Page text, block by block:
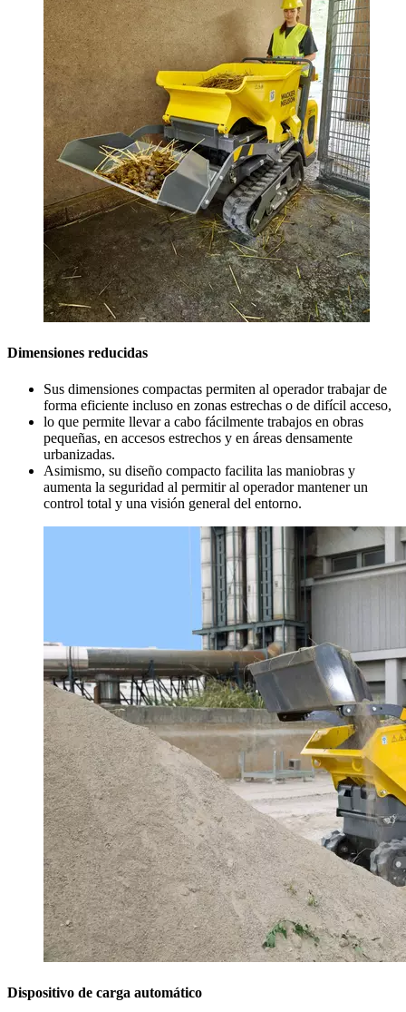
Dimensiones reducidas
Sus dimensiones compactas permiten al operador trabajar de
forma eficiente incluso en zonas estrechas o de difícil acceso,
lo que permite llevar a cabo fácilmente trabajos en obras
pequeñas, en accesos estrechos y en áreas densamente
urbanizadas.
Asimismo, su diseño compacto facilita las maniobras y
aumenta la seguridad al permitir al operador mantener un
control total y una visión general del entorno.
Dispositivo de carga automático